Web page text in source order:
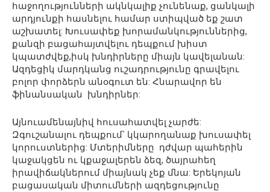
հաջողությունների ակնկալիք չունենաք, ցանկալի
արդյունքի հասնելու համար ստիպված եք շատ
աշխատել: Խուսափեք խորամանկություններից,
քանզի բացահայտվելու դեպքում խիստ
կպատժվեք,իսկ խնդիրները միայն կավելանան:
Ազդեցիկ մարդկանց ուշադրությունը գրավելու
բոլոր փորձերն անօգուտ են: Հնարավոր են
ֆինանսական խնդիրներ:
Այնուամենայնիվ հուսահատվել չարժե:
Զգուշանալու դեպքում՝ կկարողանաք խուսափել
կորուստներից: Մտերիմները դժվար պահերին
կաջակցեն ու կքաջալերեն ձեզ, ծայրահեղ
իրավիճակներում միայնակ չեք մնա: Երեկոյան
բացասական միտումների ազդեցությունը